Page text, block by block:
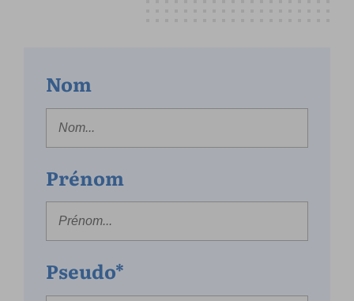
Nom
Prénom
Pseudo*